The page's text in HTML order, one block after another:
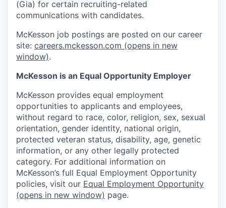
(Gia) for certain recruiting-related
communications with candidates.
McKesson job postings are posted on our career
site: careers.mckesson.com (opens in new
window).
McKesson is an Equal Opportunity Employer
McKesson provides equal employment
opportunities to applicants and employees,
without regard to race, color, religion, sex, sexual
orientation, gender identity, national origin,
protected veteran status, disability, age, genetic
information, or any other legally protected
category. For additional information on
McKesson’s full Equal Employment Opportunity
policies, visit our Equal Employment Opportunity
(opens in new window) page.